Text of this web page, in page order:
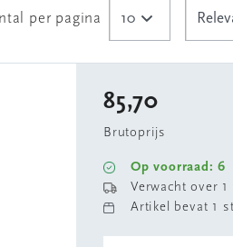
per pagina
85,70
Brutoprijs
Op voorraad: 6
Verwacht over 1
Artikel bevat 1 st